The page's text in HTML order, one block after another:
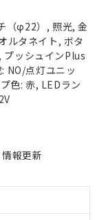
（φ22）, 照光, 金
ルタネイト, ボタ
プッシュインPlus
NO/点灯ユニッ
色: 赤, LEDラン
報更新